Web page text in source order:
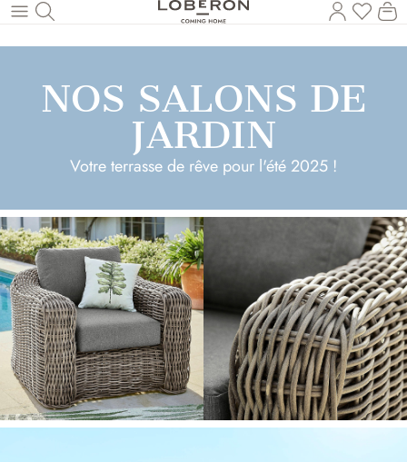
Revenir au contenu principal
Vous
NOS SALONS DE
JARDIN
Votre terrasse de rêve pour l'été 2025 !